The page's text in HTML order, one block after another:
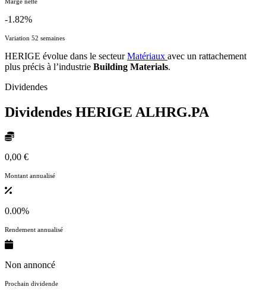
-1.82%
Variation 52 semaines
HERIGE évolue dans le secteurMatériaux avec un rattachement
plus précis à l’industrie Building Materials.
Dividendes
Dividendes HERIGE ALHRG.PA
0,00 €
Montant annualisé
0.00%
Rendement annualisé
Non annoncé
Prochain dividende